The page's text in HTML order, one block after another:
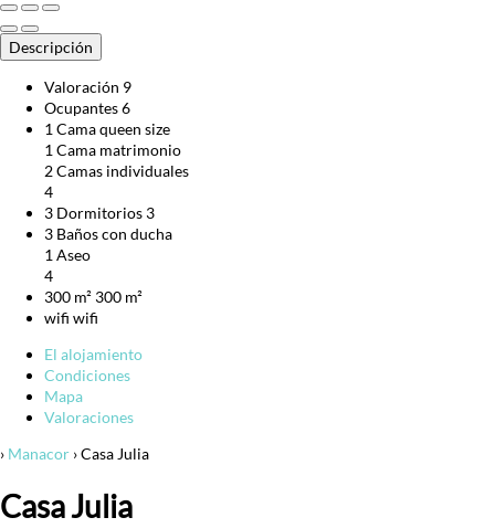
Descripción
Valoración 9
Ocupantes6
1 Cama queen size
1 Cama matrimonio
2 Camas individuales
4
3 Dormitorios 3
3 Baños con ducha
1 Aseo
4
300 m² 300 m²
wifi wifi
El alojamiento
Condiciones
Mapa
Valoraciones
› Manacor › Casa Julia
Casa Julia